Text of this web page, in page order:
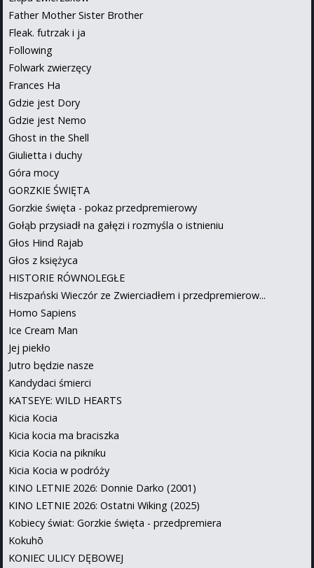
Father Mother Sister Brother
Fleak. futrzak i ja
Following
Folwark zwierzęcy
Frances Ha
Gdzie jest Dory
Gdzie jest Nemo
Ghost in the Shell
Giulietta i duchy
Góra mocy
GORZKIE ŚWIĘTA
Gorzkie święta - pokaz przedpremierowy
Gołąb przysiadł na gałęzi i rozmyśla o istnieniu
Głos Hind Rajab
Głos z księżyca
HISTORIE RÓWNOLEGŁE
Hiszpański Wieczór ze Zwierciadłem i przedpremierow...
Homo Sapiens
Ice Cream Man
Jej piekło
Jutro będzie nasze
Kandydaci śmierci
KATSEYE: WILD HEARTS
Kicia Kocia
Kicia kocia ma braciszka
Kicia Kocia na pikniku
Kicia Kocia w podróży
KINO LETNIE 2026: Donnie Darko (2001)
KINO LETNIE 2026: Ostatni Wiking (2025)
Kobiecy świat: Gorzkie święta - przedpremiera
Kokuhō
KONIEC ULICY DĘBOWEJ